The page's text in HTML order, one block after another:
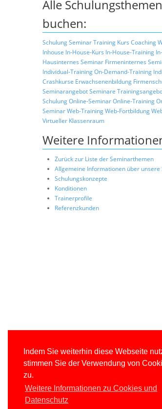
Indem Sie weiterhin diese Webseite
stimmen Sie der Verwendung von
zu.
Weitere Informationen zu Cookies und
Datenschutz
Alle
buchen:
SchulungSeminarTraining Kurs Coaching
Inhouse In-House-Kurs In-House-Training
Hausinternes Seminar Firmeninternes
Individual-TrainingOn-Demand-Training
Crashkurse Erwachsenenbildung
SeminarangebotSeminare
SchulungOnline-SeminarOnline-Training
SeminarWeb-TrainingWeb-Fortbildung
Virtueller Klassenraum
Weitere
Zurück zur Liste der Seminarthemen
Allgemeine Informationen über unsere
Schulungskonzepte
Konditionen
Trainerprofile
Referenzkunden